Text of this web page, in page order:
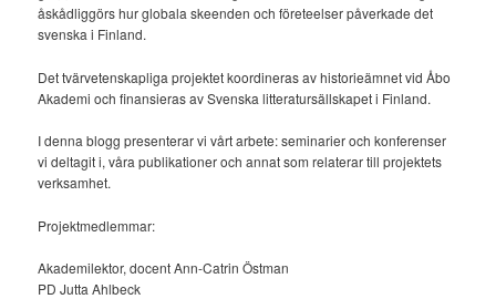
åskådliggörs hur globala skeenden och företeelser påverkade det
svenska i Finland.
Det tvärvetenskapliga projektet koordineras av historieämnet vid Åbo
Akademi och finansieras av Svenska litteratursällskapet i Finland.
I denna blogg presenterar vi vårt arbete: seminarier och konferenser
vi deltagit i, våra publikationer och annat som relaterar till projektets
verksamhet.
Projektmedlemmar:
Akademilektor, docent Ann-Catrin Östman
PD Jutta Ahlbeck